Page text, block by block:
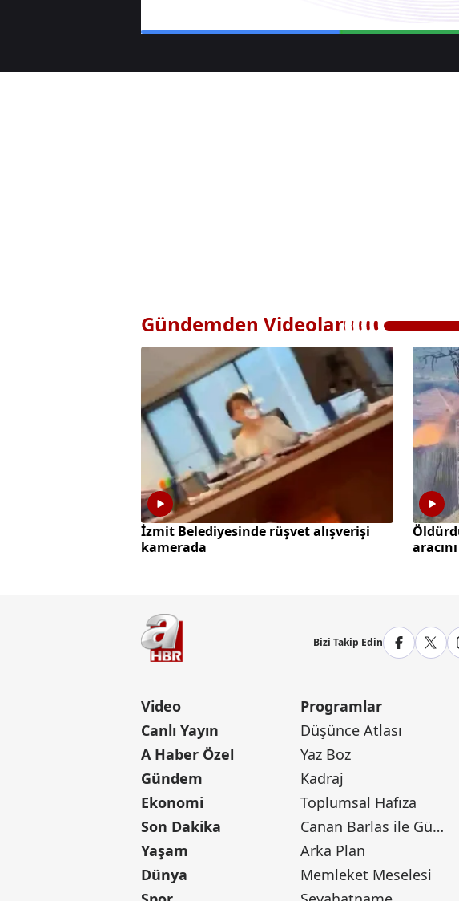
Gündemden Videolar
İzmit Belediyesinde rüşvet alışverişi
kamerada
Bizi Takip Edin
Video
Canlı Yayın
A Haber Özel
Gündem
Ekonomi
Son Dakika
Yaşam
Dünya
Programlar
Düşünce Atlası
Yaz Boz
Kadraj
Toplumsal Hafıza
Canan Barlas ile Gündem
Arka Plan
Memleket Meselesi